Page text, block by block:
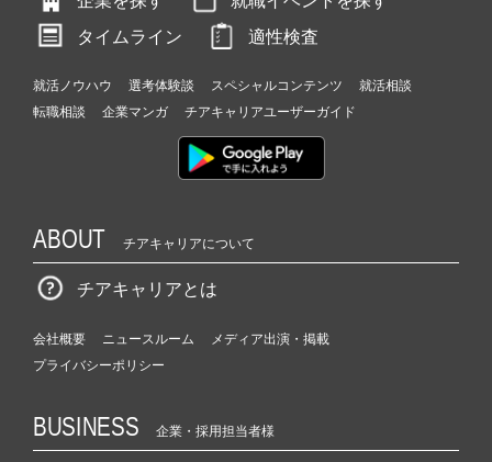
タイムライン
適性検査
就活ノウハウ 選考体験談 スペシャルコンテンツ
就活相談
転職相談
企業マンガ チアキャリアユーザーガイド
ABOUT チアキャリアについて
チアキャリアとは
会社概要 ニュースルーム
メディア出演・掲載
プライバシーポリシー
BUSINESS 企業・採用担当者様